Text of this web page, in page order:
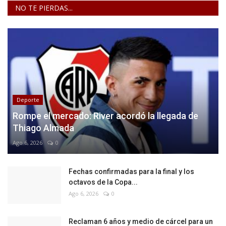
NO TE PIERDAS...
Deporte
Rompe el mercado: River acordó la llegada de
Thiago Almada
Ago 6, 2026 0
Fechas confirmadas para la final y los
octavos de la Copa...
Ago 6, 2026 0
Reclaman 6 años y medio de cárcel para un